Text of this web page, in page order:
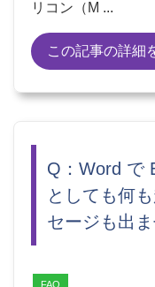
リコン（M ...
この記事の詳細
Q：Word で
としても何
セージも出
FAQ